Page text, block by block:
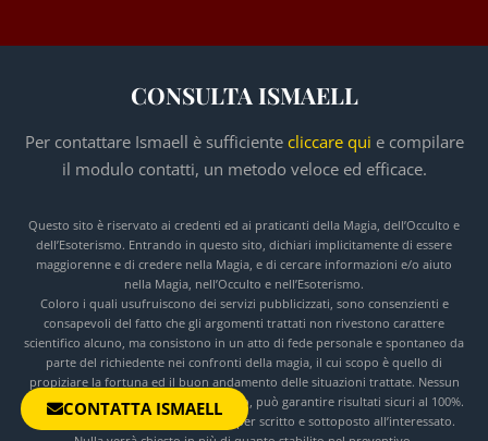
CONSULTA ISMAELL
Per contattare Ismaell è sufficiente cliccare qui e compilare
il modulo contatti, un metodo veloce ed efficace.
Questo sito è riservato ai credenti ed ai praticanti della Magia, dell’Occulto e
dell’Esoterismo. Entrando in questo sito, dichiari implicitamente di essere
maggiorenne e di credere nella Magia, e di cercare informazioni e/o aiuto
nella Magia, nell’Occulto e nell’Esoterismo.
Coloro i quali usufruiscono dei servizi pubblicizzati, sono consenzienti e
consapevoli del fatto che gli argomenti trattati non rivestono carattere
scientifico alcuno, ma consistono in un atto di fede personale e spontaneo da
parte del richiedente nei confronti della magia, il cui scopo è quello di
propiziare la fortuna ed il buon andamento delle situazioni trattate. Nessun
intervento magico, occulto ed esoterico, può garantire risultati sicuri al 100%.
Ogni intervento viene preventivato per scritto e sottoposto all’interessato.
CONTATTA ISMAELL